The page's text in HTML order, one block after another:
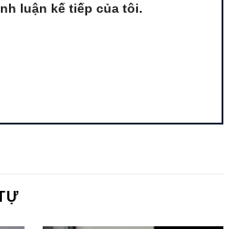
luận kế tiếp của tôi.